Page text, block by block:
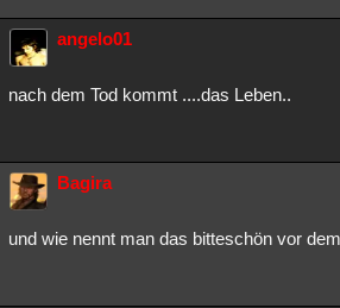
angelo01
nach dem Tod kommt ....das Leben..
Bagira
und wie nennt man das bitteschön vor